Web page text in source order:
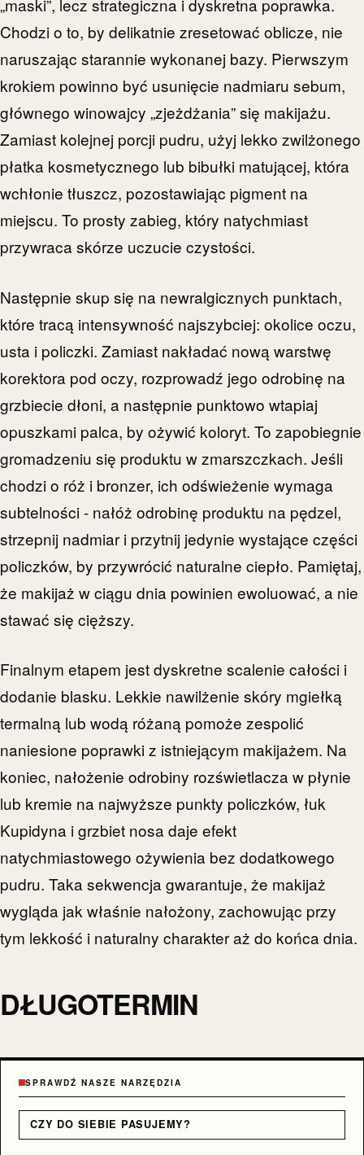
„maski”, lecz strategiczna i dyskretna poprawka.
Chodzi o to, by delikatnie zresetować oblicze, nie
naruszając starannie wykonanej bazy. Pierwszym
krokiem powinno być usunięcie nadmiaru sebum,
głównego winowajcy „zjeżdżania” się makijażu.
Zamiast kolejnej porcji pudru, użyj lekko zwilżonego
płatka kosmetycznego lub bibułki matującej, która
wchłonie tłuszcz, pozostawiając pigment na
miejscu. To prosty zabieg, który natychmiast
przywraca skórze uczucie czystości.
Następnie skup się na newralgicznych punktach,
które tracą intensywność najszybciej: okolice oczu,
usta i policzki. Zamiast nakładać nową warstwę
korektora pod oczy, rozprowadź jego odrobinę na
grzbiecie dłoni, a następnie punktowo wtapiaj
opuszkami palca, by ożywić koloryt. To zapobiegnie
gromadzeniu się produktu w zmarszczkach. Jeśli
chodzi o róż i bronzer, ich odświeżenie wymaga
subtelności - nałóż odrobinę produktu na pędzel,
strzepnij nadmiar i przytnij jedynie wystające części
policzków, by przywrócić naturalne ciepło. Pamiętaj,
że makijaż w ciągu dnia powinien ewoluować, a nie
stawać się cięższy.
Finalnym etapem jest dyskretne scalenie całości i
dodanie blasku. Lekkie nawilżenie skóry mgiełką
termalną lub wodą różaną pomoże zespolić
naniesione poprawki z istniejącym makijażem. Na
koniec, nałożenie odrobiny rozświetlacza w płynie
lub kremie na najwyższe punkty policzków, łuk
Kupidyna i grzbiet nosa daje efekt
natychmiastowego ożywienia bez dodatkowego
pudru. Taka sekwencja gwarantuje, że makijaż
wygląda jak właśnie nałożony, zachowując przy
tym lekkość i naturalny charakter aż do końca dnia.
DŁUGOTERMIN
SPRAWDŹ NASZE NARZĘDZIA
CZY DO SIEBIE PASUJEMY?